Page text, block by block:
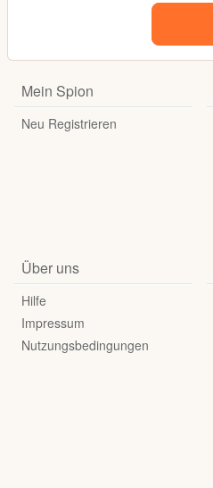
Mein Spion
Neu Registrieren
Über uns
Hilfe
Impressum
Nutzungsbedingungen